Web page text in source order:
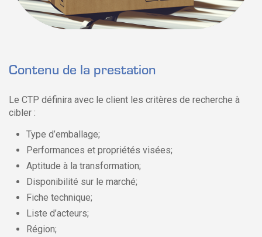
Contenu de la prestation
Le CTP définira avec le client les critères de recherche à
cibler :
Type d’emballage;
Performances et propriétés visées;
Aptitude à la transformation;
Disponibilité sur le marché;
Fiche technique;
Liste d’acteurs;
Région;